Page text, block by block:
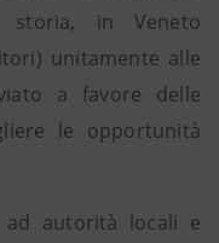
storia, in Veneto
unitamente alle
a favore delle
le opportunità
autorità locali e